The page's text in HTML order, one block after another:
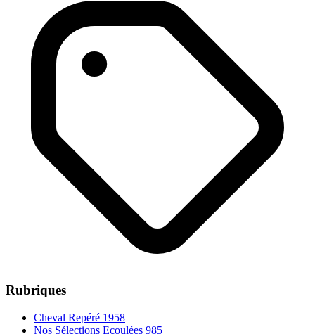
Rubriques
Cheval Repéré 1958
Nos Sélections Ecoulées 985